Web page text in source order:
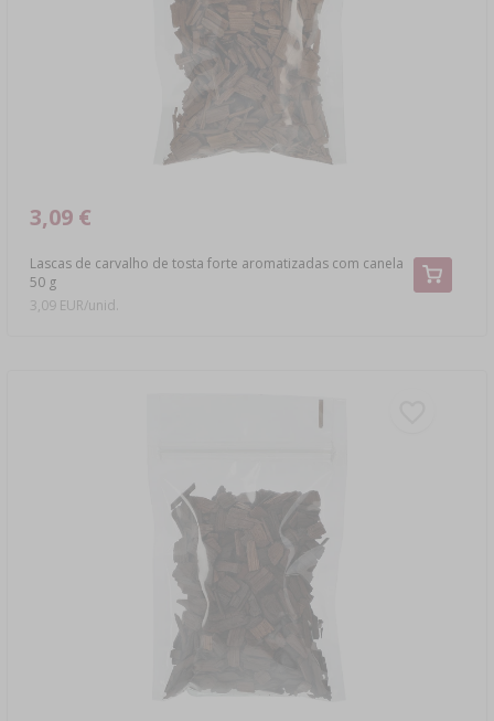
Lascas de carvalho de tosta forte aromatizadas com canela
50 g
3,09 €
3,09 EUR/unid.